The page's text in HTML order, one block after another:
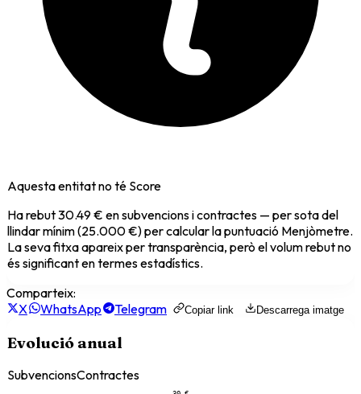
Aquesta entitat no té Score
Ha rebut30.49 € en subvencions i contractes — per sota del
llindar mínim (25.000 €) per calcular la puntuació Menjòmetre.
La seva fitxa apareix per transparència, però el volum rebut no
és significant en termes estadístics.
Comparteix:
X
WhatsApp Telegram Copiar link Descarrega imatge
Evolució anual
SubvencionsContractes